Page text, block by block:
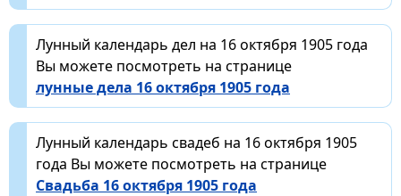
Лунный календарь дел на 16 октября 1905 года
Вы можете посмотреть на странице
лунные дела 16 октября 1905 года
Лунный календарь свадеб на 16 октября 1905
года Вы можете посмотреть на странице
Свадьба 16 октября 1905 года